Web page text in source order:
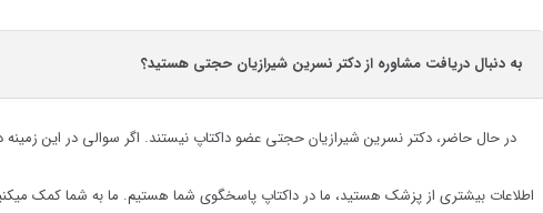
به دنبال دریافت مشاوره از دکتر نسرین شیرازیان حجتی هستید؟
در حال حاضر،دکتر نسرین شیرازیان حجتی عضو داکتاپ نیستند. اگر سوالی در این زمینه
اطلاعات بیشتری از پزشک هستید، ما در داکتاپ پاسخگوی شما هستیم. ما به شما کمک